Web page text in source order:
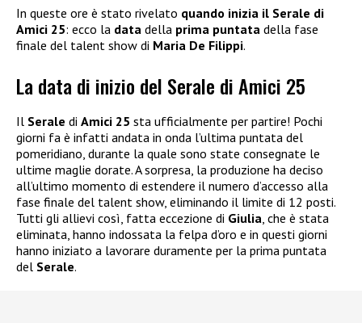
In queste ore è stato rivelato quando inizia il Serale di
Amici 25: ecco la data della prima puntata della fase
finale del talent show di Maria De Filippi.
La data di inizio del Serale di Amici 25
Il Serale di Amici 25 sta ufficialmente per partire! Pochi
giorni fa è infatti andata in onda l’ultima puntata del
pomeridiano, durante la quale sono state consegnate le
ultime maglie dorate. A sorpresa, la produzione ha deciso
all’ultimo momento di estendere il numero d’accesso alla
fase finale del talent show, eliminando il limite di 12 posti.
Tutti gli allievi così, fatta eccezione di Giulia, che è stata
eliminata, hanno indossata la felpa d’oro e in questi giorni
hanno iniziato a lavorare duramente per la prima puntata
del Serale.